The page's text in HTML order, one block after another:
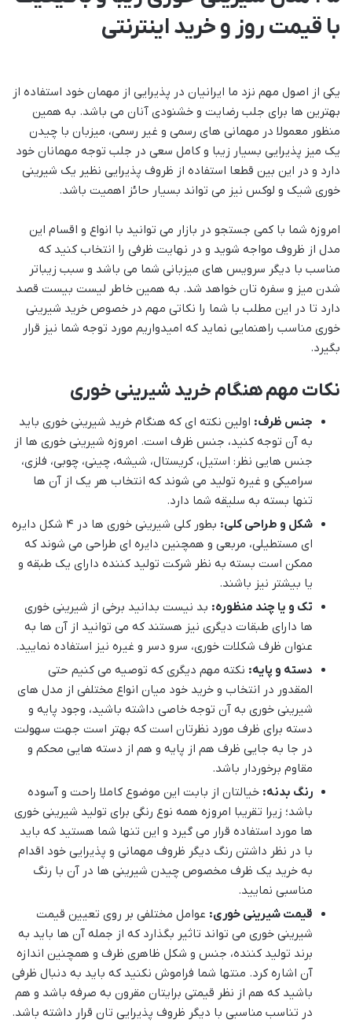
با قیمت روز و خرید اینترنتی
یکی از اصول مهم نزد ما ایرانیان در پذیرایی از مهمان خود استفاده از
بهترین ها برای جلب رضایت و خشنودی آنان می باشد. به همین
منظور معمولا در مهمانی های رسمی و غیر رسمی، میزبان با چیدن
یک میز پذیرایی بسیار زیبا و کامل سعی در جلب توجه مهمانان خود
دارد و در این بین قطعا استفاده از ظروف پذیرایی نظیر یک شیرینی
خوری شیک و لوکس نیز می تواند بسیار حائز اهمیت باشد.
امروزه شما با کمی جستجو در بازار می توانید با انواع و اقسام این
مدل از ظروف مواجه شوید و در نهایت ظرفی را انتخاب کنید که
مناسب با دیگر سرویس های میزبانی شما می باشد و سبب زیباتر
شدن میز و سفره تان خواهد شد. به همین خاطر لیست بیست قصد
دارد تا در این مطلب با شما را نکاتی مهم در خصوص خرید شیرینی
خوری مناسب راهنمایی نماید که امیدواریم مورد توجه شما نیز قرار
بگیرد.
نکات مهم هنگام خرید شیرینی خوری
جنس ظرف: اولین نکته ای که هنگام خرید شیرینی خوری باید
به آن توجه کنید، جنس ظرف است. امروزه شیرینی خوری ها از
جنس هایی نظر: استیل، کریستال، شیشه، چینی، چوبی، فلزی،
سرامیکی و غیره تولید می شوند که انتخاب هر یک از آن ها
تنها بسته به سلیقه شما دارد.
شکل و طراحی کلی:
بطور کلی شیرینی خوری ها در 4 شکل دایره
ای مستطیلی، مربعی و همچنین دایره ای طراحی می شوند که
ممکن است بسته به نظر شرکت تولید کننده دارای یک طبقه و
یا بیشتر نیز باشند.
تک و یا چند منظوره: بد نیست بدانید برخی از شیرینی خوری
ها دارای طبقات دیگری نیز هستند که می توانید از آن ها به
عنوان ظرف شکلات خوری، سرو دسر و غیره نیز استفاده نمایید.
دسته و پایه: نکته مهم دیگری که توصیه می کنیم حتی
المقدور در انتخاب و خرید خود میان انواع مختلفی از مدل های
شیرینی خوری به آن توجه خاصی داشته باشید، وجود پایه و
دسته برای ظرف مورد نظرتان است که بهتر است جهت سهولت
در جا به جایی ظرف هم از پایه و هم از دسته هایی محکم و
مقاوم برخوردار باشد.
رنگ بدنه: خیالتان از بابت این موضوع کاملا راحت و آسوده
باشد؛ زیرا تقریبا امروزه همه نوع رنگی برای تولید شیرینی خوری
ها مورد استفاده قرار می گیرد و این تنها شما هستید که باید
با در نظر داشتن رنگ دیگر ظروف مهمانی و پذیرایی خود اقدام
به خرید یک ظرف مخصوص چیدن شیرینی ها در آن با رنگ
مناسبی نمایید.
قیمت شیرینی خوری: عوامل مختلفی بر روی تعیین قیمت
شیرینی خوری می تواند تاثیر بگذارد که از جمله آن ها باید به
برند تولید کننده، جنس و شکل ظاهری ظرف و همچنین اندازه
آن اشاره کرد. منتها شما فراموش نکنید که باید به دنبال ظرفی
باشید که هم از نظر قیمتی برایتان مقرون به صرفه باشد و هم
در تناسب مناسبی با دیگر ظروف پذیرایی تان قرار داشته باشد.